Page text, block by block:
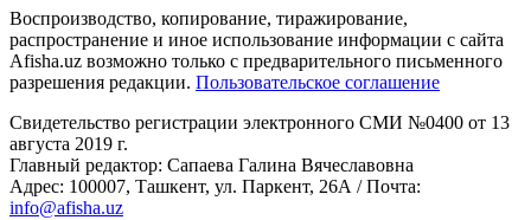
Воспроизводство, копирование, тиражирование,
распространение и иное использование информации с сайта
Afisha.uz возможно только с предварительного письменного
разрешения редакции. Пользовательское соглашение
Свидетельство регистрации электронного СМИ №0400 от 13
августа 2019 г.
Главный редактор: Сапаева Галина Вячеславовна
Адрес: 100007, Ташкент, ул. Паркент, 26А / Почта:
info@afisha.uz